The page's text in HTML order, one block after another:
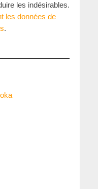
les indésirables.
les données de
.